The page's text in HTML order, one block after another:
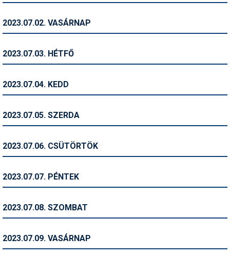
Ingatlan
Kerékpár
Magazinok
Pályázatok
2023.07.02. VASÁRNAP
2023.07.03. HÉTFŐ
2023.07.04. KEDD
2023.07.05. SZERDA
2023.07.06. CSÜTÖRTÖK
2023.07.07. PÉNTEK
2023.07.08. SZOMBAT
2023.07.09. VASÁRNAP